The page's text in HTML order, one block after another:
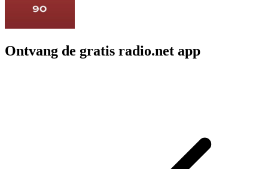
Ontvang de gratis radio.net app